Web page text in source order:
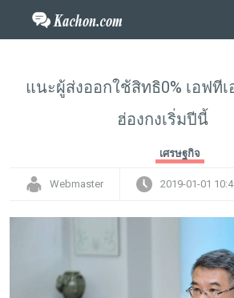
แนะผู้ส่งออกใช้สิทธิ0% เอฟทีเ
ฮ่องกงเริ่มปีนี้
เศรษฐกิจ
Webmaster 2019-01-01